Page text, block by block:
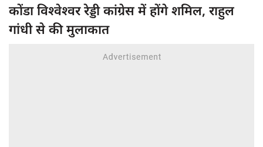
कोंडा विश्वेश्वर रेड्डी कांग्रेस में होंगे शमिल, राहुल
गांधी से की मुलाकात